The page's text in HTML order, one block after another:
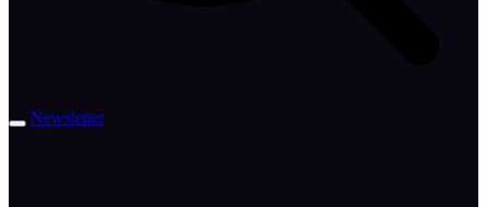
Newsletter